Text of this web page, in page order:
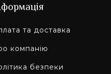
та доставка
компанію
безпеки